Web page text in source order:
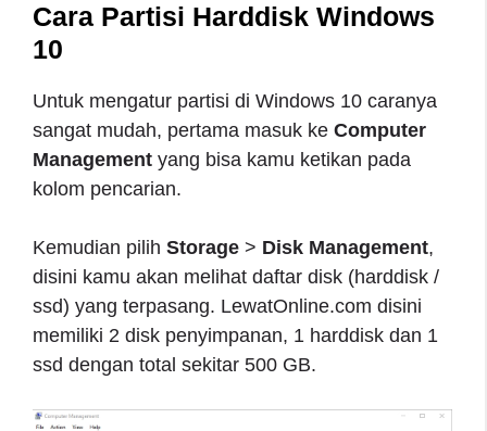
Cara Partisi Harddisk Windows
10
Untuk mengatur partisi di Windows 10 caranya
sangat mudah, pertama masuk ke Computer
Management yang bisa kamu ketikan pada
kolom pencarian.
Kemudian pilih Storage > Disk Management,
disini kamu akan melihat daftar disk (harddisk /
ssd) yang terpasang. LewatOnline.com disini
memiliki 2 disk penyimpanan, 1 harddisk dan 1
ssd dengan total sekitar 500 GB.